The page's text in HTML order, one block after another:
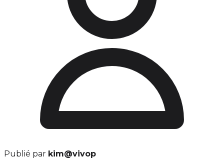
Publié par kim@vivop